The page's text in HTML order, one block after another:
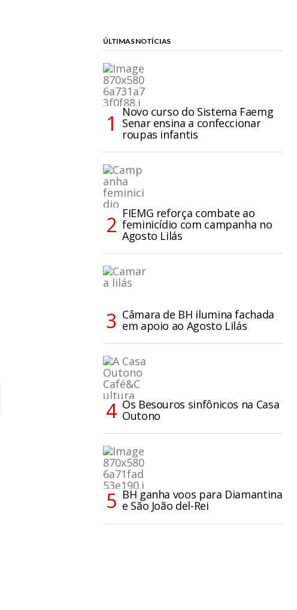
ÚLTIMAS NOTÍCIAS
Novo curso do Sistema Faemg
Senar ensina a confeccionar
roupas infantis
FIEMG reforça combate ao
feminicídio com campanha no
Agosto Lilás
Câmara de BH ilumina fachada
em apoio ao Agosto Lilás
Os Besouros sinfônicos na Casa
Outono
BH ganha voos para Diamantina
e São João del-Rei